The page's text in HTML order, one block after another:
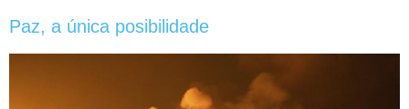
Paz, a única posibilidade